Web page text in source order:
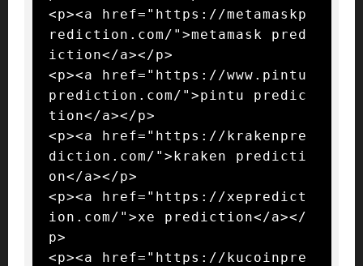
<p><a href="https://metamaskp
rediction.com/">metamask pred
iction</a></p>
<p><a href="https://www.pintu
prediction.com/">pintu predic
tion</a></p>
<p><a href="https://krakenpre
diction.com/">kraken predicti
on</a></p>
<p><a href="https://xepredict
ion.com/">xe prediction</a></
p>
<p><a href="https://kucoinpre